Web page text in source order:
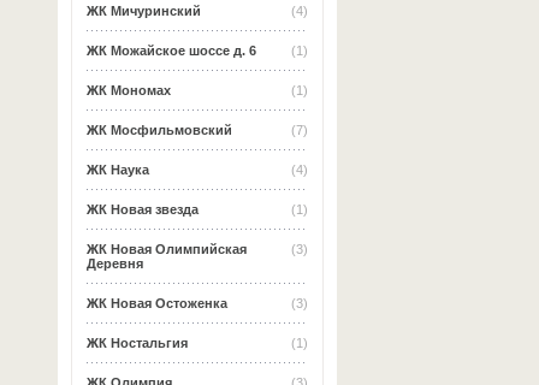
(4)
ЖК Мичуринский
(1)
ЖК Можайское шоссе д. 6
(1)
ЖК Мономах
(7)
ЖК Мосфильмовский
(4)
ЖК Наука
(1)
ЖК Новая звезда
(3)
ЖК Новая Олимпийская
Деревня
(3)
ЖК Новая Остоженка
(1)
ЖК Ностальгия